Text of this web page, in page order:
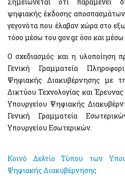
Επιδόματα- Παροχές
Κοινωνικό μέρισμα
Μεταφορικό Ισοδύναμο
Στοιχεία Πολιτών και εξ
myConsulLive - Εξυπηρέτηση με
Προξενική Αρχή του Υπουργείου
myKEPlive - Εξυπηρέτηση με
Εξυπηρέτησης Πολιτών (ΚΕΠ)
Ηλεκτρονικό αίτημα ραντεβού σε
Πολιτών (ΚΕΠ)
myDIMOSlive – Eξυπηρέτηση με
σας
ψηφιακής έκδοσης
γεγονότα που έλαβαν χώρα στο
τόσο μέσω του gov.gr όσο και
Ο σχεδιασμός και η υλοποίηση
Γενική Γραμματεία
Ψηφιακής Διακυβέρνησης με
Δικτύου Τεχνολογίας και
Υπουργείου Ψηφιακής
Γενική Γραμματεία
Υπουργείου Εσωτερικών.
Κοινό Δελτίο Τύπου των
Ψηφιακής Διακυβέρνησης